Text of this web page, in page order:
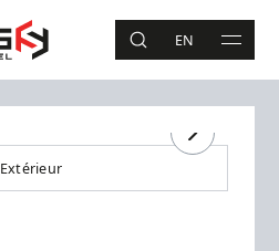
RECHERCHE
EN MAIN
Recherche
Suivant
Extérieur